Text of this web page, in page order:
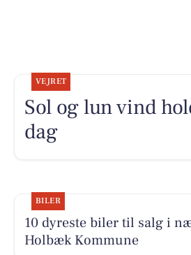
VEJRET
Sol og lun vind
dag
BILER
10 dyreste biler til salg i
Holbæk Kommune